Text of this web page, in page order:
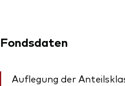
Fondsdaten
Auflegung der